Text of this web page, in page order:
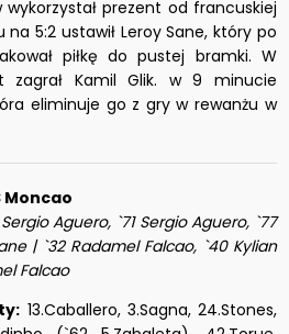
prezent od francuskiej
5:2 ustawił Leroy Sane, który po
piłkę do pustej bramki. W
Kamil Glik. w 9 minucie
eliminuje go z gry w rewanżu w
Moncao
Aguero, `71 Sergio Aguero, `77
| `32 Radamel Falcao, `40 Kylian
Falcao
13.Caballero, 3.Sagna, 24.Stones,